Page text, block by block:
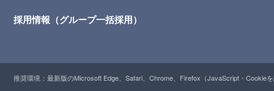
採用情報（グループ一括採用）
推奨環境：最新版のMicrosoft Edge、Safari、Chrome、Firefox（JavaScript・Cookie